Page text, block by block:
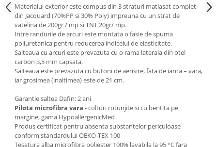
Materialul exterior este compus din 3 straturi matlasat complet
din Jacquard (70%PP si 30% Poly) impreuna cu un strat de
vatelina de 200gr / mp si TNT 20gr/ mp.
Intre randurile de arcuri este montata o fasie de spuma
poliuretanica pentru reducerea indicelui de elasticitate.
Salteaua cu arcuri este prevazuta cu o rama laterala din otel
carbon 3,5 mm capsata.
Salteaua este prevazuta cu butoni de aerisire, fata de iarna – vara,
iar grosimea (inaltimea) este de 21 cm.
Garantie saltea Dafin: 2 ani
Pilota microfibra vara -colturi rotunjite si cu bentita pe
margine, gama HypoallergenicMed
Produs certificat pentru absenta substantelor periculoase
conform standardului OEKO-TEX 100
Tesatura alba microfibra poliester 100% lavabila la 95 °C fara